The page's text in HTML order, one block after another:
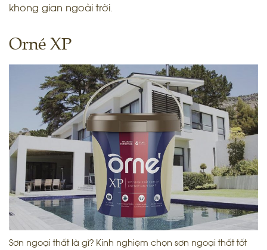
không gian ngoài trời.
Orné XP
Sơn ngoại thất là gì? Kinh nghiệm chọn sơn ngoại thất tốt